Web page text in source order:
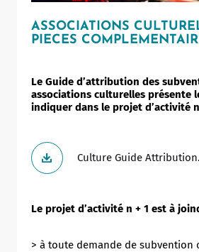
ASSOCIATIONS
PIECES
Le Guide d’attribution des
associations culturelles présente
indiquer dans le projet d’activité
Culture Guide
Le projet d’activité n + 1 est à
> à toute demande de subvention